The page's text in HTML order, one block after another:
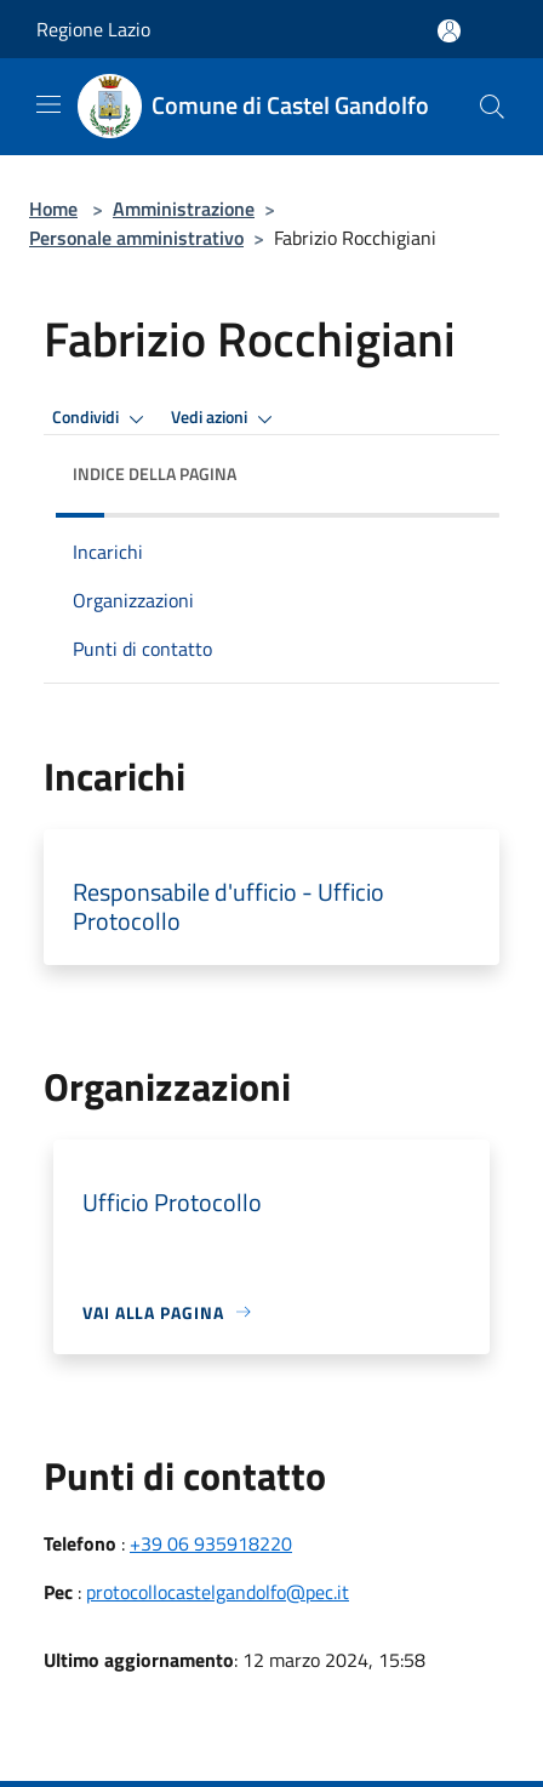
Regione Lazio
Comune di Castel Gandolfo
Home > Amministrazione >
Personale amministrativo > Fabrizio Rocchigiani
Fabrizio Rocchigiani
Condividi Vedi azioni
INDICE DELLA PAGINA
Incarichi
Organizzazioni
Punti di contatto
Incarichi
Responsabile d'ufficio - Ufficio
Protocollo
Organizzazioni
Ufficio Protocollo
VAI ALLA PAGINA
Punti di contatto
Telefono : +39 06 935918220
Pec : protocollocastelgandolfo@pec.it
Ultimo aggiornamento: 12 marzo 2024, 15:58